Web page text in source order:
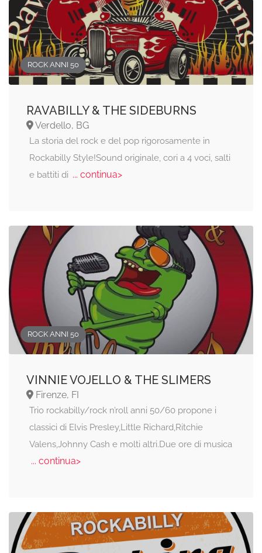
ROCK ANNI 50
RAVABILLY & THE SIDEBURNS
Verdello, BG
La storia del rock e del pop rigorosamente in
Rockabilly Style!Sound originale, cori a 4 voci, salti
e battiti di ... continua>
ROCK ANNI 50
VINNIE VOJELLO & THE SLIMERS
Firenze, FI
Trio rockabilly/rock n’roll anni 50/60 propone i
classici di Elvis Presley,Little Richard,Ritchie
Valens,Johnny Cash e molti altri.Due ore di musica
... continua>